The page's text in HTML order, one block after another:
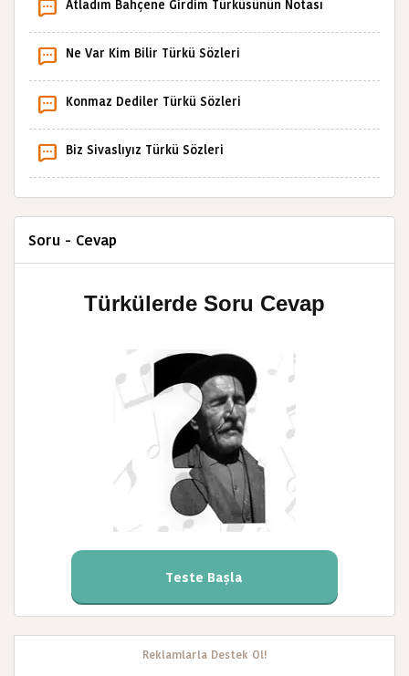
Atladım Bahçene Girdim Türküsünün Notası
Ne Var Kim Bilir Türkü Sözleri
Konmaz Dediler Türkü Sözleri
Biz Sivaslıyız Türkü Sözleri
Soru - Cevap
Türkülerde Soru Cevap
Teste Başla
Reklamlarla Destek Ol!